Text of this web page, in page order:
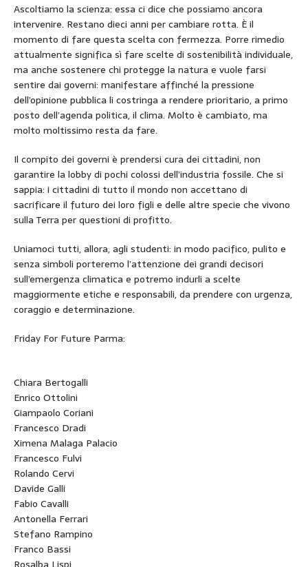
Ascoltiamo la scienza: essa ci dice che possiamo ancora
intervenire. Restano dieci anni per cambiare rotta. È il
momento di fare questa scelta con fermezza. Porre rimedio
attualmente significa sì fare scelte di sostenibilità individuale,
ma anche sostenere chi protegge la natura e vuole farsi
sentire dai governi: manifestare affinché la pressione
dell’opinione pubblica li costringa a rendere prioritario, a primo
posto dell’agenda politica, il clima. Molto è cambiato, ma
molto moltissimo resta da fare.
Il compito dei governi è prendersi cura dei cittadini, non
garantire la lobby di pochi colossi dell’industria fossile. Che si
sappia: i cittadini di tutto il mondo non accettano di
sacrificare il futuro dei loro figli e delle altre specie che vivono
sulla Terra per questioni di profitto.
Uniamoci tutti, allora, agli studenti: in modo pacifico, pulito e
senza simboli porteremo l’attenzione dei grandi decisori
sull’emergenza climatica e potremo indurli a scelte
maggiormente etiche e responsabili, da prendere con urgenza,
coraggio e determinazione.
Friday For Future Parma:
Chiara Bertogalli
Enrico Ottolini
Giampaolo Coriani
Francesco Dradi
Ximena Malaga Palacio
Francesco Fulvi
Rolando Cervi
Davide Galli
Fabio Cavalli
Antonella Ferrari
Stefano Rampino
Franco Bassi